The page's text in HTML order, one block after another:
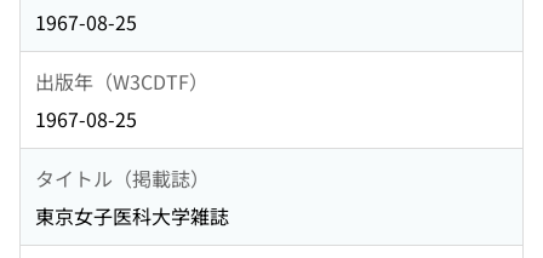
1967-08-25
出版年（W3CDTF）
1967-08-25
タイトル（掲載誌）
東京女子医科大学雑誌